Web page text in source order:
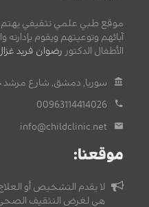
موقع طبي علمي تثقيفي يهتم
آبائهم وتوعيتهم ويقوم
الأطفال الدكتور رضوان فريد
سوريا, دمشق, شارع مرشد
00963114414026
info@childclinic.net
موقعنا:
لا يقدم التشخيص أو
هي لغرض التثقيف